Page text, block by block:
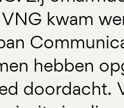
kwam
hebben
doordacht.